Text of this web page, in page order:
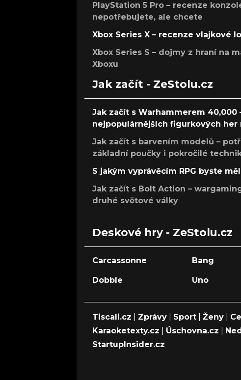
PlayStation 5 Pro – recenze
nepotřebujete, ale chcete
Xbox Series X – recenze vlajkové
Xbox Series S – dojmy z hraní na
Xboxu
Jak začít - ZeStolu.cz
Jak začít s Warhammerem 40,000
nejpopulárnějších figurkových her
Jak začít s barvením modelů –
základní poučky i pokročilé
S jakým vyprávěcím RPG byste
Jak začít s Bolt Action –
druhé světové války
Deskové hry - ZeStolu.cz
Carcassonne Bang
Dobble Uno
Tiscali.cz Zprávy Sport Ženy
Karaoketexty.cz
Úschovna.cz
StartupInsider.cz